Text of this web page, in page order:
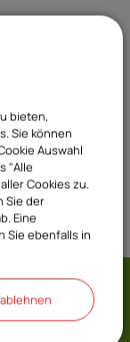
bieten,
Sie können
Auswahl
"Alle
Cookies zu.
Sie der
Eine
Sie ebenfalls in